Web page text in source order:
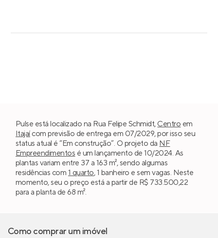
Pulse está localizado na Rua Felipe Schmidt, Centro em
Itajaí com previsão de entrega em 07/2029, por isso seu
status atual é “Em construção”. O projeto da NF
Empreendimentos é um lançamento de 10/2024. As
plantas variam entre 37 a 163 m², sendo algumas
residências com 1 quarto, 1 banheiro e sem vagas. Neste
momento, seu o preço está a partir de R$ 733.500,22
para a planta de 68 m².
Como comprar um imóvel